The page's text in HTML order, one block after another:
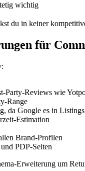
wichtig
du in keiner
für
Party-Reviews wie
Range
da Google es in
Estimation
Brand-Profilen
PDP-Seiten
Erweiterung um